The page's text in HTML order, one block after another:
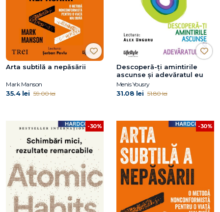
Arta subtilă a nepăsării
Mark Manson
35.4 lei 59.00 lei
Descoperă-ţi amintirile
ascunse şi adevăratul eu
Menis Yousry
31.08 lei 51.80 lei
-30% -30%